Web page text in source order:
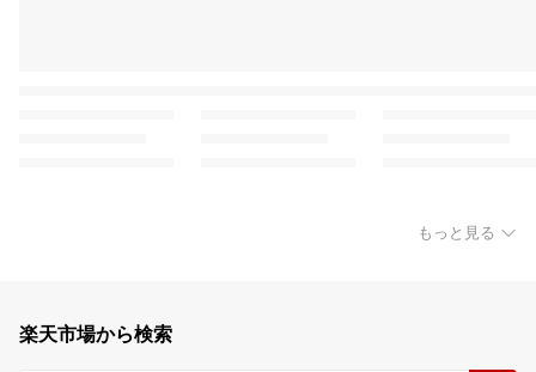
もっと見る
楽天市場から検索